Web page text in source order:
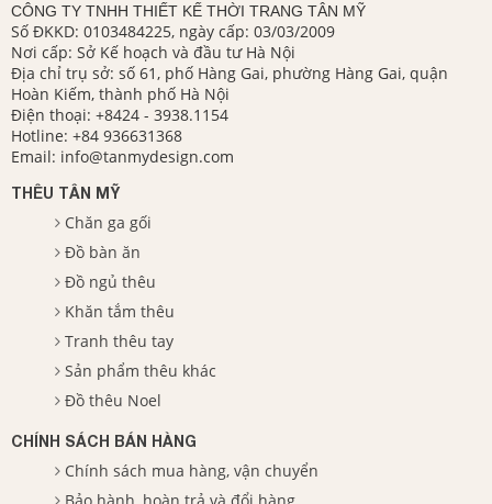
CÔNG TY TNHH THIẾT KẾ THỜI TRANG TÂN MỸ
Số ĐKKD: 0103484225, ngày cấp: 03/03/2009
Nơi cấp: Sở Kế hoạch và đầu tư Hà Nội
Địa chỉ trụ sở: số 61, phố Hàng Gai, phường Hàng Gai, quận
Hoàn Kiếm, thành phố Hà Nội
Điện thoại: +8424 - 3938.1154
Hotline: +84 936631368
Email: info@tanmydesign.com
THÊU TÂN MỸ
Chăn ga gối
Đồ bàn ăn
Đồ ngủ thêu
Khăn tắm thêu
Tranh thêu tay
Sản phẩm thêu khác
Đồ thêu Noel
CHÍNH SÁCH BÁN HÀNG
Chính sách mua hàng, vận chuyển